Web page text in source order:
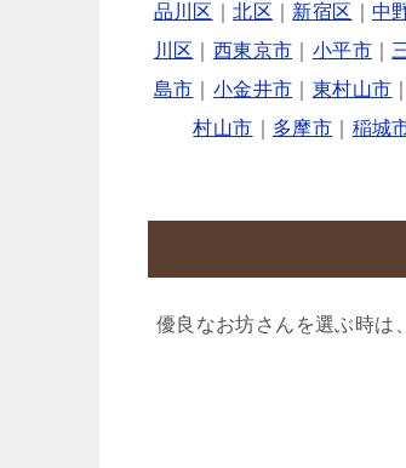
品川区
｜北区 新宿区 中
川区
西東京市 小平市｜
島市
小金井市 東村山市
村山市
多摩市 稲城
優良なお坊さんを選ぶ時は